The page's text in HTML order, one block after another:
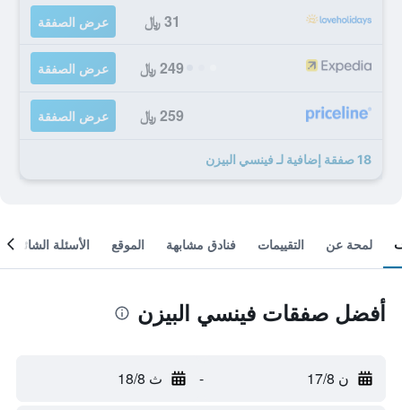
31 ﷼ عرض الصفقة
249 ﷼ عرض الصفقة
259 ﷼ عرض الصفقة
18 صفقة إضافية لـ فينسي البيزن
لمحة عن التقييمات فنادق مشابهة الموقع الأسئلة الشائعة
أفضل صفقات فينسي البيزن
ن 17/8 - ث 18/8